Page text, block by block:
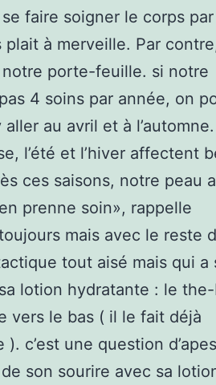
faire soigner le corps
à merveille. Par
porte-feuille. si notre
4 soins par année, on
au avril et à
l’été et l’hiver affectent
ces saisons, notre peau a
prenne soin», rappelle
mais avec le reste
tout aisé mais qui a
lotion hydratante : le
vers le bas ( il le fait déjà
c’est une question
son sourire avec sa